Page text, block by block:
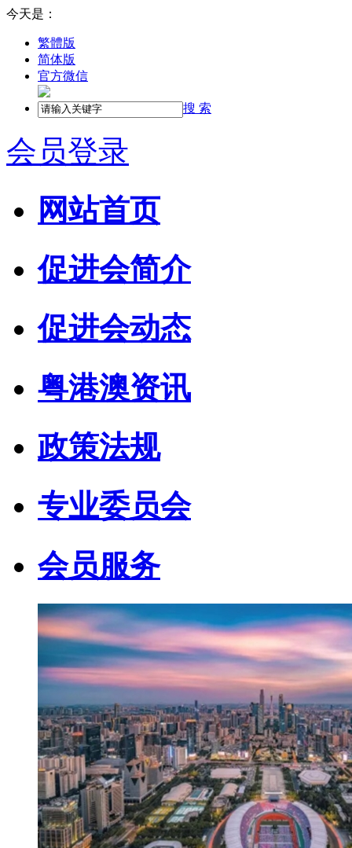
今天是：
繁體版
简体版
官方微信
搜 索
会员登录
网站首页
促进会简介
促进会动态
粤港澳资讯
政策法规
专业委员会
会员服务